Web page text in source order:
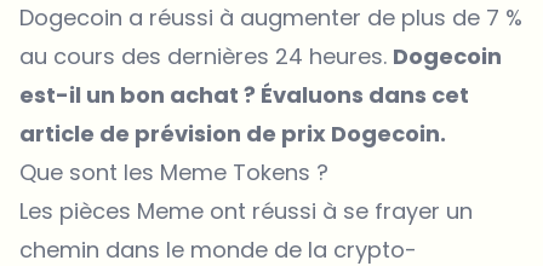
Dogecoin a réussi à augmenter de plus de 7 %
au cours des dernières 24 heures. Dogecoin
est-il un bon achat ? Évaluons dans cet
article de prévision de prix Dogecoin.
Que sont les Meme Tokens ?
Les pièces Meme ont réussi à se frayer un
chemin dans le monde de la crypto-